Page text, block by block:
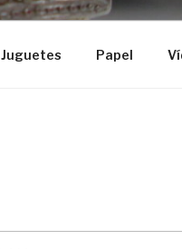
Juguetes Papel